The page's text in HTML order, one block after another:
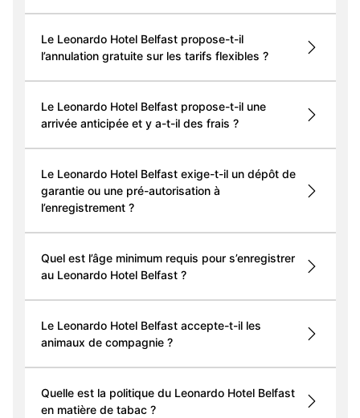
Le Leonardo Hotel Belfast propose-t-il
l’annulation gratuite sur les tarifs flexibles ?
Le Leonardo Hotel Belfast propose-t-il une
arrivée anticipée et y a-t-il des frais ?
Le Leonardo Hotel Belfast exige-t-il un dépôt de
garantie ou une pré-autorisation à
l’enregistrement ?
Quel est l’âge minimum requis pour s’enregistrer
au Leonardo Hotel Belfast ?
Le Leonardo Hotel Belfast accepte-t-il les
animaux de compagnie ?
Quelle est la politique du Leonardo Hotel Belfast
en matière de tabac ?